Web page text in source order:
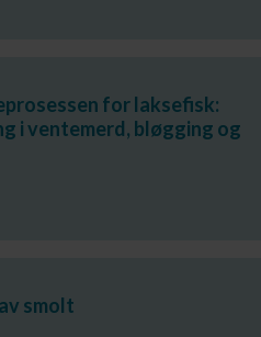
for laksefisk:
i ventemerd, bløgging og
smolt